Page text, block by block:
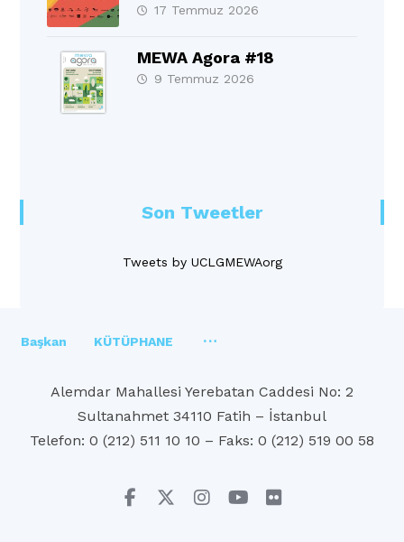
Gücü 10. Yıllık Raporu BM
Forumu’nda (HLPF)
resmen tanıtıldı!
17 Temmuz 2026
MEWA Agora #18
9 Temmuz 2026
Son Tweetler
Tweets by UCLGMEWAorg
Başkan KÜTÜPHANE
Alemdar Mahallesi Yerebatan Caddesi No: 2
Sultanahmet 34110 Fatih – İstanbul
Telefon: 0 (212) 511 10 10 – Faks: 0 (212) 519 00 58